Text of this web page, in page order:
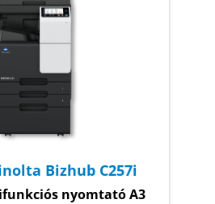
Bizhub C257i
nyomtató A3